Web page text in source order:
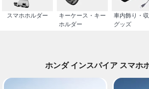
スマホホルダー
キーケース・キー
ホルダー
車内飾り・収
グッズ
ホンダ インスパイア スマホ